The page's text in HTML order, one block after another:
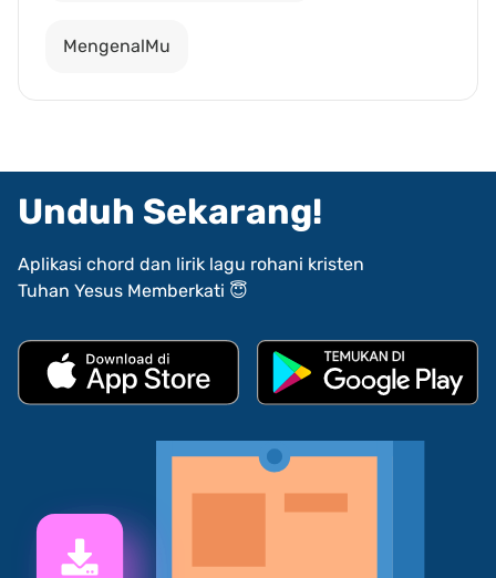
MengenalMu
Unduh Sekarang!
Aplikasi chord dan lirik lagu rohani kristen
Tuhan Yesus Memberkati 😇